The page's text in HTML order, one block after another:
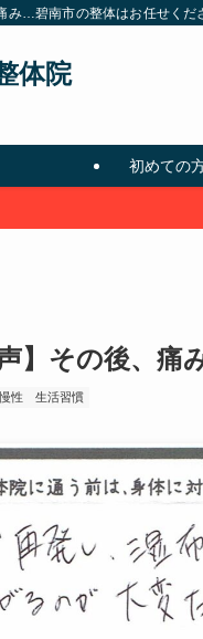
み…碧南市の整体はお任せくだ
体院
初めての
】その後、
性 生活習慣